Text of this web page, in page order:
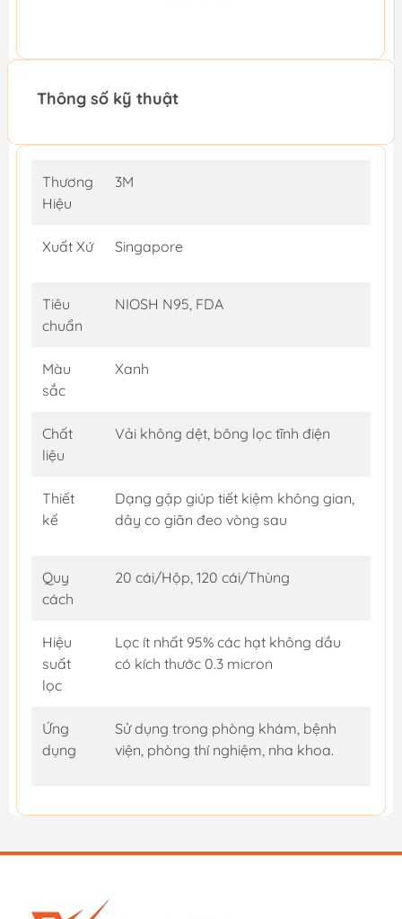
Thông số kỹ thuật
Thương
Hiệu
3M
Xuất Xứ Singapore
Tiêu
chuẩn
NIOSH N95, FDA
Màu
sắc
Xanh
Chất
liệu
Vải không dệt, bông lọc tĩnh điện
Thiết
kế
Dạng gập giúp tiết kiệm không gian,
dây co giãn đeo vòng sau
Quy
cách
20 cái/Hộp, 120 cái/Thùng
Hiệu
suất
lọc
Lọc ít nhất 95% các hạt không dầu
có kích thước 0.3 micron
Ứng
dụng
Sử dụng trong phòng khám, bệnh
viện, phòng thí nghiệm, nha khoa.